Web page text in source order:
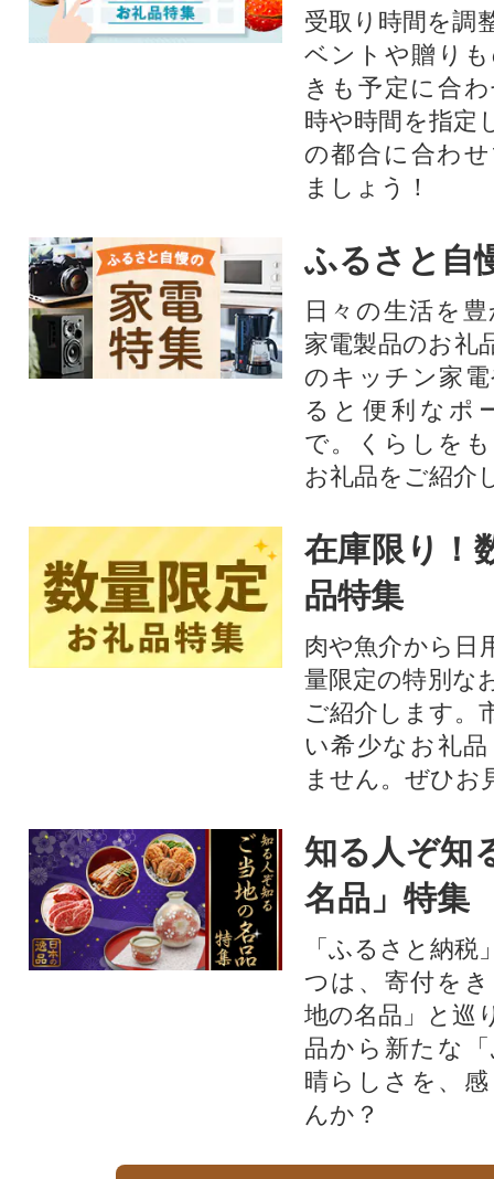
受取り時間を調
ベントや贈り
きも予定に合
時や時間を指定
の都合に合わ
ましょう！
ふるさと自
日々の生活を
家電製品のお礼
のキッチン家
ると便利なポ
で。くらしを
お礼品をご紹介
在庫限り！
品特集
肉や魚介から日
量限定の特別な
ご紹介します。
い希少なお礼
ません。ぜひお
知る人ぞ知
名品」特集
「ふるさと納
つは、寄付を
地の名品」と巡
品から新たな
晴らしさを、
んか？